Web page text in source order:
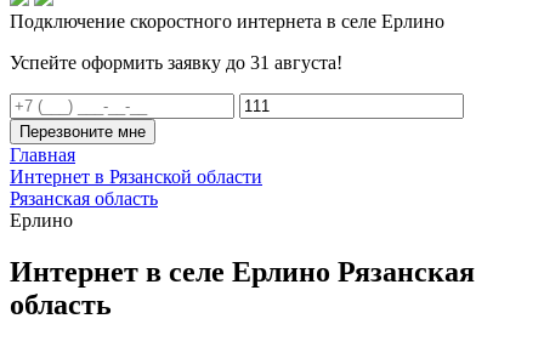
Подключение скоростного интернета в селе Ерлино
Успейте оформить заявку до 31 августа!
Перезвоните мне
Главная
Интернет в Рязанской области
Рязанская область
Ерлино
Интернет в селе Ерлино Рязанская
область